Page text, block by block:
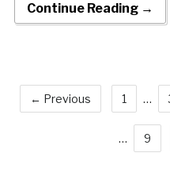
Continue Reading →
← Previous 1 …
… 9